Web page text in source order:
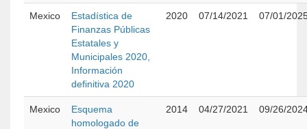
Mexico
Estadística de
Finanzas Públicas
Estatales y
Municipales 2020,
Información
definitiva 2020
2020 07/14/2021 07/01/
Mexico
Esquema
homologado de
2014 04/27/2021 09/26/